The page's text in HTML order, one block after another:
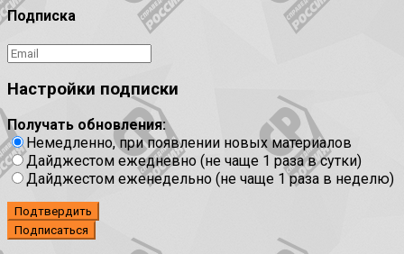
Подписка
Настройки подписки
Получать обновления:
Немедленно, при появлении новых материалов
Дайджестом ежедневно (не чаще 1 раза в сутки)
Дайджестом еженедельно (не чаще 1 раза в неделю)
Подтвердить